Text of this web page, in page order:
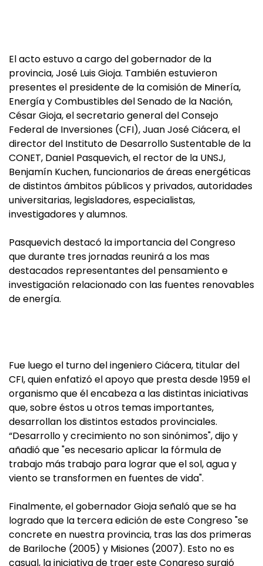
El acto estuvo a cargo del gobernador de la
provincia, José Luis Gioja. También estuvieron
presentes el presidente de la comisión de Minería,
Energía y Combustibles del Senado de la Nación,
César Gioja, el secretario general del Consejo
Federal de Inversiones (CFI), Juan José Ciácera, el
director del Instituto de Desarrollo Sustentable de la
CONET, Daniel Pasquevich, el rector de la UNSJ,
Benjamín Kuchen, funcionarios de áreas energéticas
de distintos ámbitos públicos y privados, autoridades
universitarias, legisladores, especialistas,
investigadores y alumnos.
Pasquevich destacó la importancia del Congreso
que durante tres jornadas reunirá a los mas
destacados representantes del pensamiento e
investigación relacionado con las fuentes renovables
de energía.
Fue luego el turno del ingeniero Ciácera, titular del
CFI, quien enfatizó el apoyo que presta desde 1959 el
organismo que él encabeza a las distintas iniciativas
que, sobre éstos u otros temas importantes,
desarrollan los distintos estados provinciales.
“Desarrollo y crecimiento no son sinónimos", dijo y
añadió que "es necesario aplicar la fórmula de
trabajo más trabajo para lograr que el sol, agua y
viento se transformen en fuentes de vida".
Finalmente, el gobernador Gioja señaló que se ha
logrado que la tercera edición de este Congreso "se
concrete en nuestra provincia, tras las dos primeras
de Bariloche (2005) y Misiones (2007). Esto no es
casual, la iniciativa de traer este Congreso surgió